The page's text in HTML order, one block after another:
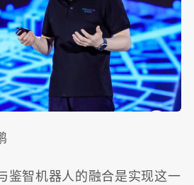
鉴智机器人的融合是实现这一